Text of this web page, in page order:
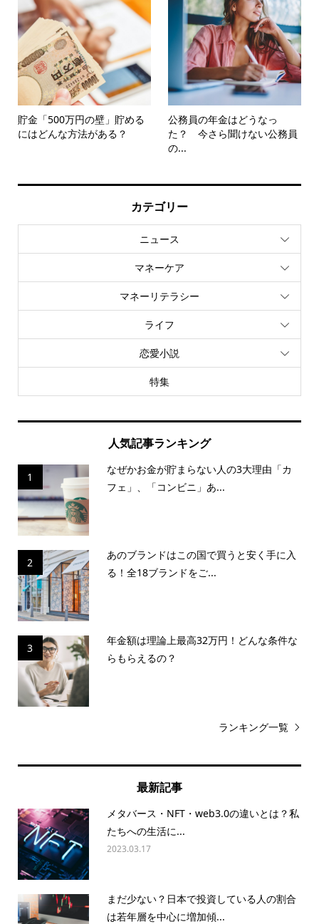
貯金「500万円の壁」貯める
にはどんな方法がある？
公務員の年金はどうなっ
た？ 今さら聞けない公務員
の...
カテゴリー
ニュース
マネーケア
マネーリテラシー
ライフ
恋愛小説
特集
人気記事ランキング
1
なぜかお金が貯まらない人の3大理由「カ
フェ」、「コンビニ」あ...
2
あのブランドはこの国で買うと安く手に入
る！全18ブランドをご...
3
年金額は理論上最高32万円！どんな条件な
らもらえるの？
ランキング一覧
最新記事
メタバース・NFT・web3.0の違いとは？私
たちへの生活に...
2023.03.17
まだ少ない？日本で投資している人の割合
は若年層を中心に増加傾...